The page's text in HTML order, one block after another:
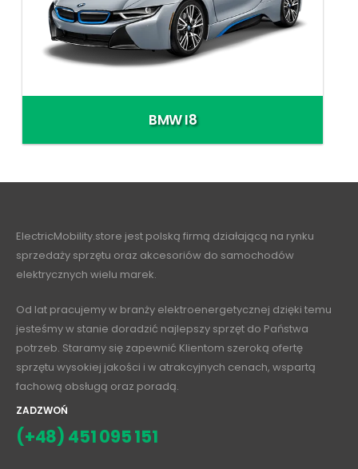
BMW I8
ElectricMobility.store jest polską firmą działającą na rynku
sprzedaży sprzętu oraz akcesoriów do samochodów
elektrycznych wielu marek.
Od lat pracujemy w branży elektroenergetycznej dzięki temu
jesteśmy w stanie doradzić najlepszy sprzęt do Państwa
potrzeb. Staramy się zapewnić Klientom szeroką ofertę
sprzętu wysokiej jakości i w atrakcyjnych cenach, wspartą
fachową obsługą oraz poradą.
ZADZWOŃ
(+48) 451 095 151